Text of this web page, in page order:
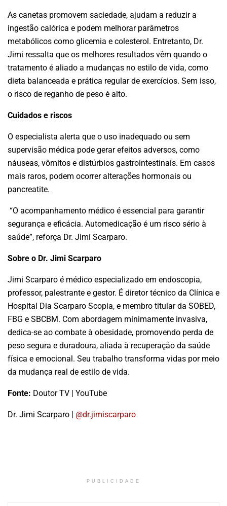
As canetas promovem saciedade, ajudam a reduzir a
ingestão calórica e podem melhorar parâmetros
metabólicos como glicemia e colesterol. Entretanto, Dr.
Jimi ressalta que os melhores resultados vêm quando o
tratamento é aliado a mudanças no estilo de vida, como
dieta balanceada e prática regular de exercícios. Sem isso,
o risco de reganho de peso é alto.
Cuidados e riscos
O especialista alerta que o uso inadequado ou sem
supervisão médica pode gerar efeitos adversos, como
náuseas, vômitos e distúrbios gastrointestinais. Em casos
mais raros, podem ocorrer alterações hormonais ou
pancreatite.
“O acompanhamento médico é essencial para garantir
segurança e eficácia. Automedicação é um risco sério à
saúde”, reforça Dr. Jimi Scarparo.
Sobre o Dr. Jimi Scarparo
Jimi Scarparo é médico especializado em endoscopia,
professor, palestrante e gestor. É diretor técnico da Clínica e
Hospital Dia Scarparo Scopia, e membro titular da SOBED,
FBG e SBCBM. Com abordagem minimamente invasiva,
dedica-se ao combate à obesidade, promovendo perda de
peso segura e duradoura, aliada à recuperação da saúde
física e emocional. Seu trabalho transforma vidas por meio
da mudança real de estilo de vida.
Fonte: Doutor TV | YouTube
Dr. Jimi Scarparo | @dr.jimiscarparo
PUBLICIDADE